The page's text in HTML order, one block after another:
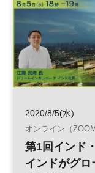
2020/8/5(水)
オンライン（
第1回インド
インドがグ